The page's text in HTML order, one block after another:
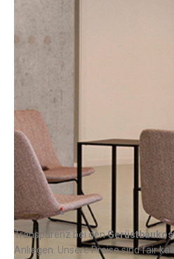
Transparenz bei den
Anliegen. Unsere Preise sind fair